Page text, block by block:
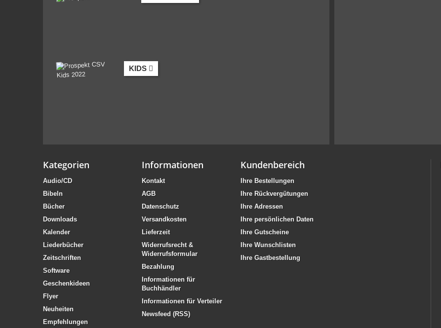
KIDS
Kategorien
Audio/CD
Bibeln
Bücher
Downloads
Kalender
Liederbücher
Zeitschriften
Software
Geschenkideen
Flyer
Neuheiten
Empfehlungen
Informationen
Kontakt
AGB
Datenschutz
Versandkosten
Lieferzeit
Widerrufsrecht &
Widerrufsformular
Bezahlung
Informationen für
Buchhändler
Informationen für Verteiler
Newsfeed (RSS)
Kundenbereich
Ihre Bestellungen
Ihre Rückvergütungen
Ihre Adressen
Ihre persönlichen Daten
Ihre Gutscheine
Ihre Wunschlisten
Ihre Gastbestellung